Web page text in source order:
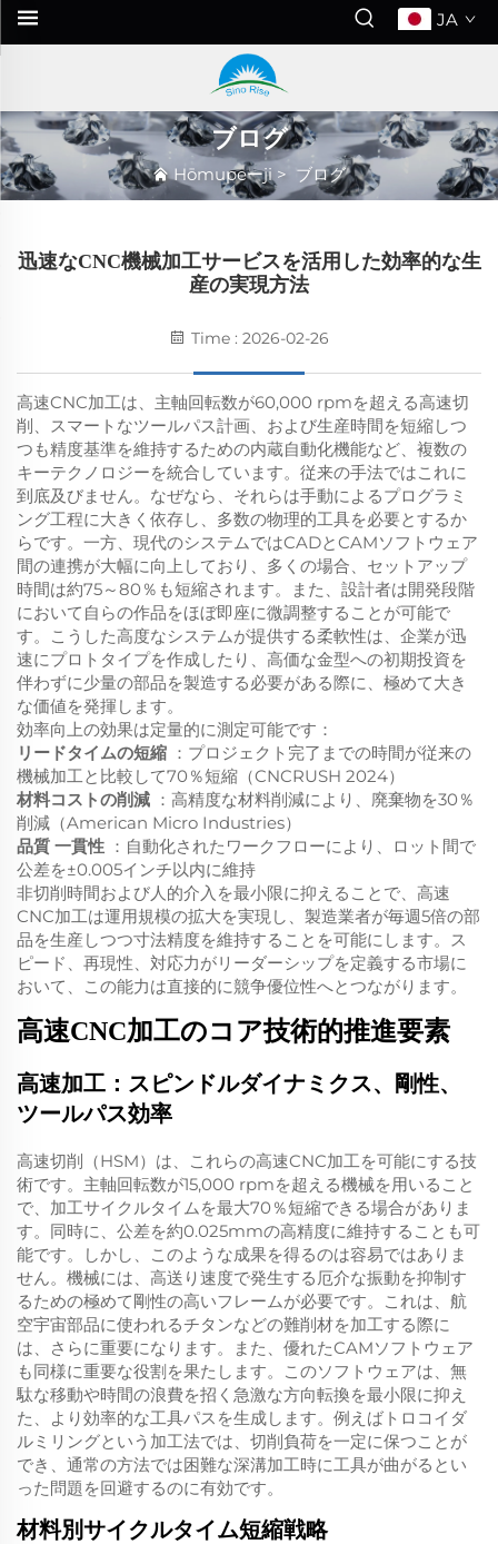
JA
ブログ
Hōmupeーji > ブログ
迅速なCNC機械加工サービスを活用した効率的な生
産の実現方法
Time : 2026-02-26
高速CNC加工は、主軸回転数が60,000 rpmを超える高速切
削、スマートなツールパス計画、および生産時間を短縮しつ
つも精度基準を維持するための内蔵自動化機能など、複数の
キーテクノロジーを統合しています。従来の手法ではこれに
到底及びません。なぜなら、それらは手動によるプログラミ
ング工程に大きく依存し、多数の物理的工具を必要とするか
らです。一方、現代のシステムではCADとCAMソフトウェア
間の連携が大幅に向上しており、多くの場合、セットアップ
時間は約75～80％も短縮されます。また、設計者は開発段階
において自らの作品をほぼ即座に微調整することが可能で
す。こうした高度なシステムが提供する柔軟性は、企業が迅
速にプロトタイプを作成したり、高価な金型への初期投資を
伴わずに少量の部品を製造する必要がある際に、極めて大き
な価値を発揮します。
効率向上の効果は定量的に測定可能です：
リードタイムの短縮 ：プロジェクト完了までの時間が従来の
機械加工と比較して70％短縮（CNCRUSH 2024）
材料コストの削減 ：高精度な材料削減により、廃棄物を30％
削減（American Micro Industries）
品質 一貫性 ：自動化されたワークフローにより、ロット間で
公差を±0.005インチ以内に維持
非切削時間および人的介入を最小限に抑えることで、高速
CNC加工は運用規模の拡大を実現し、製造業者が毎週5倍の部
品を生産しつつ寸法精度を維持することを可能にします。ス
ピード、再現性、対応力がリーダーシップを定義する市場に
おいて、この能力は直接的に競争優位性へとつながります。
高速CNC加工のコア技術的推進要素
高速加工：スピンドルダイナミクス、剛性、
ツールパス効率
高速切削（HSM）は、これらの高速CNC加工を可能にする技
術です。主軸回転数が15,000 rpmを超える機械を用いること
で、加工サイクルタイムを最大70％短縮できる場合がありま
す。同時に、公差を約0.025mmの高精度に維持することも可
能です。しかし、このような成果を得るのは容易ではありま
せん。機械には、高送り速度で発生する厄介な振動を抑制す
るための極めて剛性の高いフレームが必要です。これは、航
空宇宙部品に使われるチタンなどの難削材を加工する際に
は、さらに重要になります。また、優れたCAMソフトウェア
も同様に重要な役割を果たします。このソフトウェアは、無
駄な移動や時間の浪費を招く急激な方向転換を最小限に抑え
た、より効率的な工具パスを生成します。例えばトロコイダ
ルミリングという加工法では、切削負荷を一定に保つことが
でき、通常の方法では困難な深溝加工時に工具が曲がるとい
った問題を回避するのに有効です。
材料別サイクルタイム短縮戦略